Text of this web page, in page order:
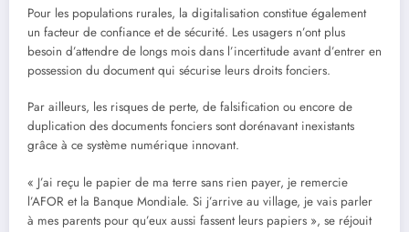
Pour les populations rurales, la digitalisation constitue également
un facteur de confiance et de sécurité. Les usagers n’ont plus
besoin d’attendre de longs mois dans l’incertitude avant d’entrer en
possession du document qui sécurise leurs droits fonciers.
Par ailleurs, les risques de perte, de falsification ou encore de
duplication des documents fonciers sont dorénavant inexistants
grâce à ce système numérique innovant.
« J’ai reçu le papier de ma terre sans rien payer, je remercie
l’AFOR et la Banque Mondiale. Si j’arrive au village, je vais parler
à mes parents pour qu’eux aussi fassent leurs papiers », se réjouit